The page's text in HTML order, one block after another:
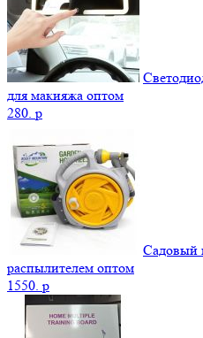
для макияжа оптом
280. p
Садовый
распылителем оптом
1550. p